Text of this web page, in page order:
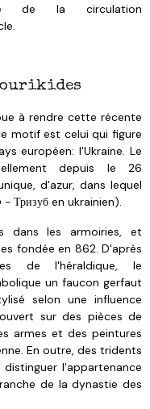
de la circulation
à rendre cette récente
motif est celui qui figure
européen: l'Ukraine. Le
depuis le 26
d'azur, dans lequel
- Тризуб en ukrainien).
dans les armoiries, et
fondée en 862. D'après
de l'héraldique, le
un faucon gerfaut
selon une influence
sur des pièces de
armes et des peintures
En outre, des tridents
l'appartenance
de la dynastie des